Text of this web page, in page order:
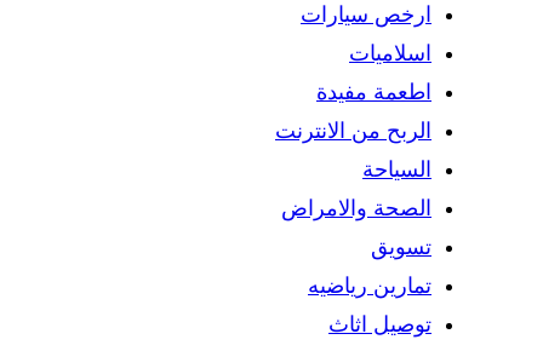
ارخص سيارات
اسلاميات
اطعمة مفيدة
الربح من الانترنت
السياحة
الصحة والامراض
تسويق
تمارين رياضيه
توصيل اثاث